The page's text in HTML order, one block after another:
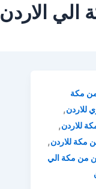
الاردن
مكة
للاردن,
للاردن,
للاردن,
من مكة الي